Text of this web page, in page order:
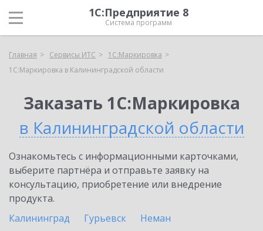
1С:Предприятие 8
Система программ
Главная Сервисы ИТС
1С:Маркировка
1С:Маркировка в Калининградской области
Заказать 1С:Маркировка
в Калининградской области
Ознакомьтесь с информационными карточками,
выберите партнёра и отправьте заявку на
консультацию, приобретение или внедрение
продукта.
Калининград
Гурьевск
Неман